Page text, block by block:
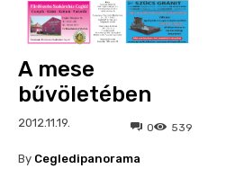
A mese
bűvöletében
2012.11.19. 539
0
By Cegledipanorama